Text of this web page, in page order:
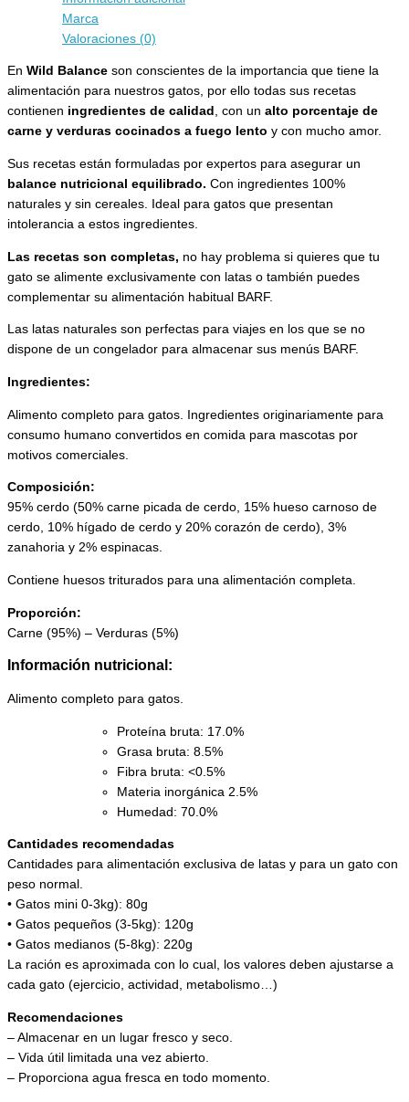
Marca
Valoraciones (0)
En Wild Balance son conscientes de la importancia que tiene la
alimentación para nuestros gatos, por ello todas sus recetas
contienen ingredientes de calidad , con un alto porcentaje de
carne y verduras cocinados a fuego lento y con mucho amor.
Sus recetas están formuladas por expertos para asegurar un
balance nutricional equilibrado. Con ingredientes 100%
naturales y sin cereales. Ideal para gatos que presentan
intolerancia a estos ingredientes.
Las recetas son completas, no hay problema si quieres que tu
gato se alimente exclusivamente con latas o también puedes
complementar su alimentación habitual BARF.
Las latas naturales son perfectas para viajes en los que se no
dispone de un congelador para almacenar sus menús BARF.
Ingredientes:
Alimento completo para gatos. Ingredientes originariamente para
consumo humano convertidos en comida para mascotas por
motivos comerciales.
Composición:
95% cerdo (50% carne picada de cerdo, 15% hueso carnoso de
cerdo, 10% hígado de cerdo y 20% corazón de cerdo), 3%
zanahoria y 2% espinacas.
Contiene huesos triturados para una alimentación completa.
Proporción:
Carne (95%) – Verduras (5%)
Información nutricional:
Alimento completo para gatos.
Proteína bruta: 17.0%
Grasa bruta: 8.5%
Fibra bruta: <0.5%
Materia inorgánica 2.5%
Humedad: 70.0%
Cantidades recomendadas
Cantidades para alimentación exclusiva de latas y para un gato con
peso normal.
• Gatos mini 0-3kg): 80g
• Gatos pequeños (3-5kg): 120g
• Gatos medianos (5-8kg): 220g
La ración es aproximada con lo cual, los valores deben ajustarse a
cada gato (ejercicio, actividad, metabolismo…)
Recomendaciones
– Almacenar en un lugar fresco y seco.
– Vida útil limitada una vez abierto.
– Proporciona agua fresca en todo momento.